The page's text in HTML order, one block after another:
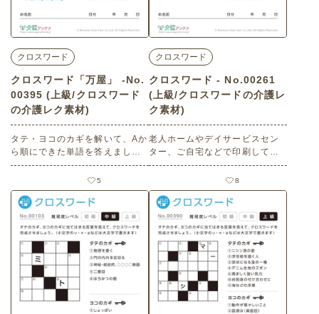
クロスワード
クロスワード「万屋」 -No.
00395 (上級/クロスワード
の介護レク素材)
タテ・ヨコのカギを解いて、Aか
ら順にできた単語を答えましょ
う。（小文字のッ・ャ・ョなど
は大文字で書きます） 老人ホー
ムやデイサービスセンター、ご
自宅などで印刷してお使いいた
だける無料の高齢者向け介護レ
ク素材（クロスワード・上級）
です。
5
クロスワード
クロスワード - No.00261
(上級/クロスワードの介護レ
ク素材)
老人ホームやデイサービスセン
ター、ご自宅などで印刷してお
使いいただける無料の高齢者向
け介護レク素材（クロスワー
ド・上級）です。
8